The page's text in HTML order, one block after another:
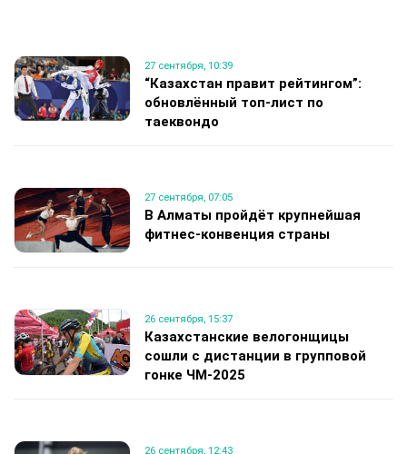
27 сентября, 10:39
“Казахстан правит рейтингом”:
обновлённый топ-лист по
таеквондо
27 сентября, 07:05
В Алматы пройдёт крупнейшая
фитнес-конвенция страны
26 сентября, 15:37
Казахстанские велогонщицы
сошли с дистанции в групповой
гонке ЧМ-2025
26 сентября, 12:43